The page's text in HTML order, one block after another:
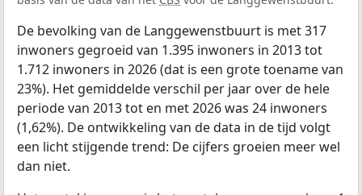
De bevolking van de Langgewenstbuurt is met 317
inwoners gegroeid van 1.395 inwoners in 2013 tot
1.712 inwoners in 2026 (dat is een grote toename van
23%). Het gemiddelde verschil per jaar over de hele
periode van 2013 tot en met 2026 was 24 inwoners
(1,62%). De ontwikkeling van de data in de tijd volgt
een licht stijgende trend: De cijfers groeien meer wel
dan niet.